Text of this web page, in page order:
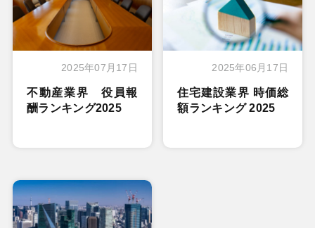
2025年07月17日
不動産業界 役員報
酬ランキング2025
2025年06月17日
住宅建設業界 時価総
額ランキング 2025